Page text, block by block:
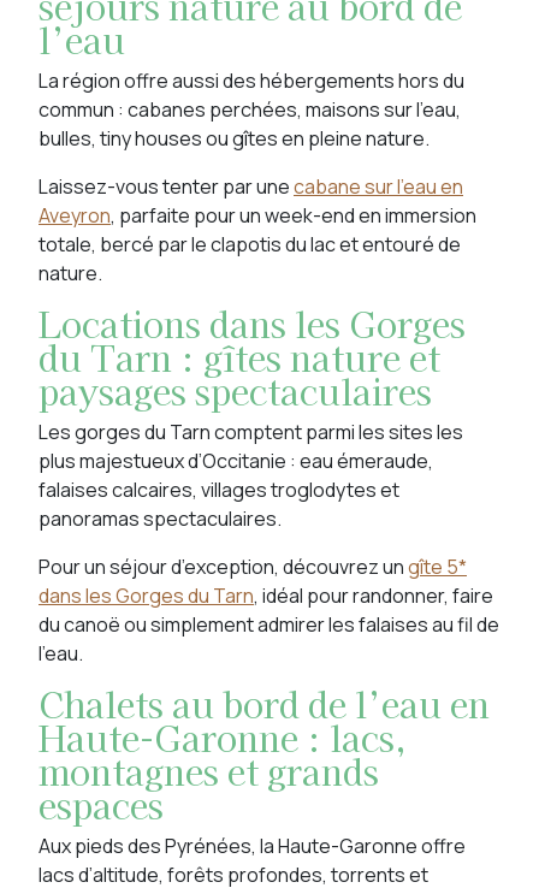
l’eau
La région offre aussi des hébergements hors du
commun : cabanes perchées, maisons sur l’eau,
bulles, tiny houses ou gîtes en pleine nature.
Laissez-vous tenter par unecabane sur l’eau en
Aveyron, parfaite pour un week-end en immersion
totale, bercé par le clapotis du lac et entouré de
nature.
Locations dans les Gorges
du Tarn : gîtes nature et
paysages spectaculaires
Les gorges du Tarn comptent parmi les sites les
plus majestueux d’Occitanie : eau émeraude,
falaises calcaires, villages troglodytes et
panoramas spectaculaires.
Pour un séjour d’exception, découvrez ungîte 5*
dans les Gorges du Tarn, idéal pour randonner, faire
du canoë ou simplement admirer les falaises au fil de
l’eau.
Chalets au bord de l’eau en
Haute-Garonne : lacs,
montagnes et grands
espaces
Aux pieds des Pyrénées, la Haute-Garonne offre
lacs d’altitude, forêts profondes, torrents et